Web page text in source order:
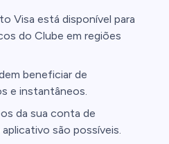
Visa está disponível para
do Clube em regiões
beneficiar de
e instantâneos.
da sua conta de
são possíveis.